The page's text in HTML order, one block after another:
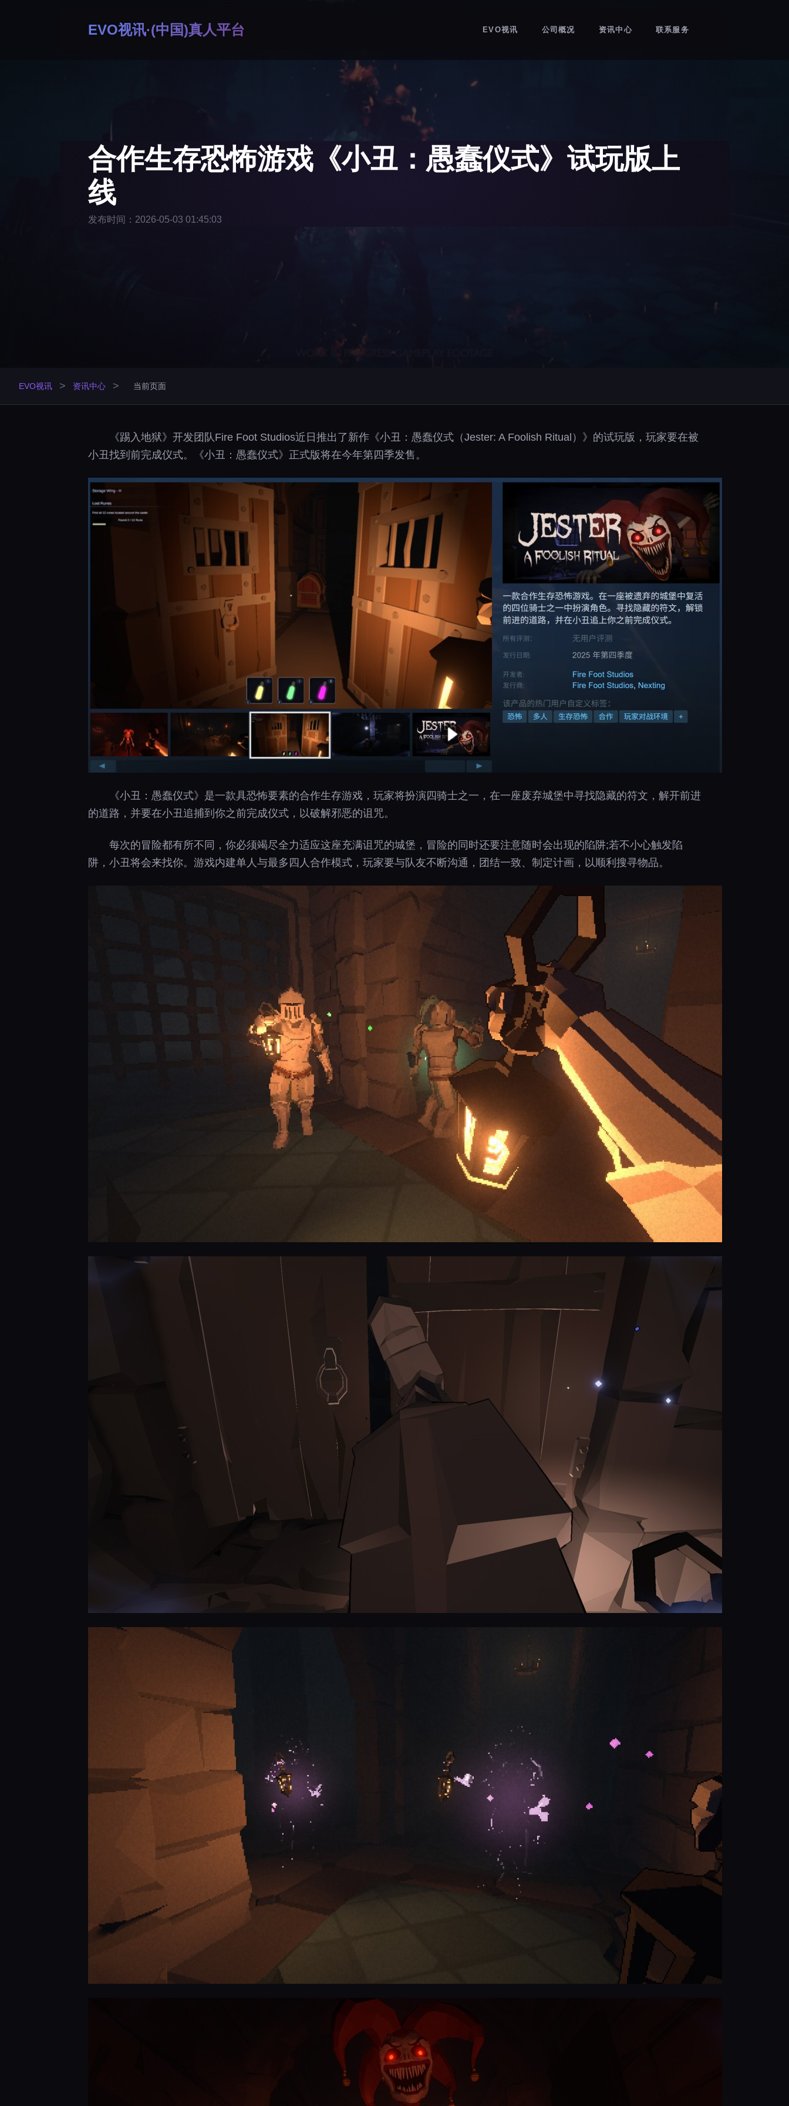
EVO视讯·(中国)真人平台 EVO视讯 公司概况 资讯中心 联系服务
合作生存恐怖游戏《小丑：愚蠢仪式》试玩版上
线
发布时间：2026-05-03 01:45:03
EVO视讯 > 资讯中心 > 当前页面
《踢入地狱》开发团队Fire Foot Studios近日推出了新作《小丑：愚蠢仪式（Jester: A Foolish Ritual）》的试玩版，玩家要在被
小丑找到前完成仪式。《小丑：愚蠢仪式》正式版将在今年第四季发售。
《小丑：愚蠢仪式》是一款具恐怖要素的合作生存游戏，玩家将扮演四骑士之一，在一座废弃城堡中寻找隐藏的符文，解开前进
的道路，并要在小丑追捕到你之前完成仪式，以破解邪恶的诅咒。
每次的冒险都有所不同，你必须竭尽全力适应这座充满诅咒的城堡，冒险的同时还要注意随时会出现的陷阱;若不小心触发陷
阱，小丑将会来找你。游戏内建单人与最多四人合作模式，玩家要与队友不断沟通，团结一致、制定计画，以顺利搜寻物品。